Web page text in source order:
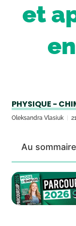
et
PHYSIQUE -
Oleksandra Vlasiuk
Au